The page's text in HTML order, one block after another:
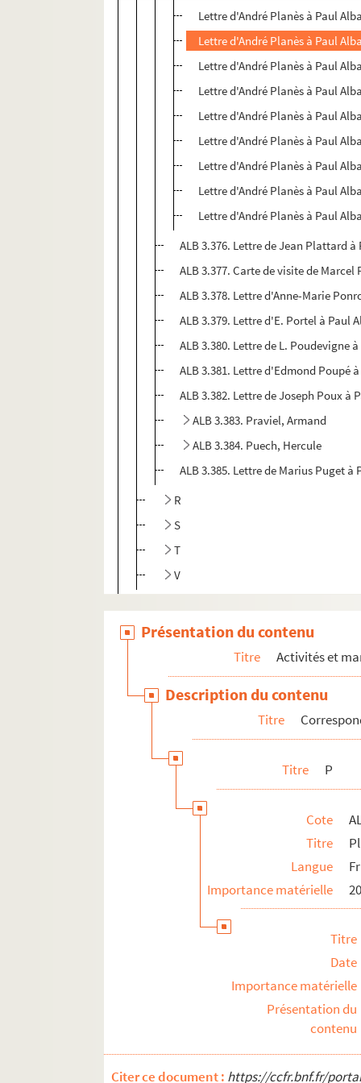
Lettre d'André Planès à Paul
Lettre d'André Planès à Paul
Lettre d'André Planès à Paul
Lettre d'André Planès à Paul
Lettre d'André Planès à Paul
Lettre d'André Planès à Paul
Lettre d'André Planès à Paul
Lettre d'André Planès à Paul
Lettre d'André Planès à Paul
ALB 3.376. Lettre de Jean Plattard
ALB 3.377. Carte de visite de Marcel
ALB 3.378. Lettre d'Anne-Marie
ALB 3.379. Lettre d'E. Portel à Paul
ALB 3.380. Lettre de L. Poudevigne
ALB 3.381. Lettre d'Edmond Poupé
ALB 3.382. Lettre de Joseph Poux à
ALB 3.383. Praviel, Armand
ALB 3.384. Puech, Hercule
ALB 3.385. Lettre de Marius Puget à
R
S
T
V
Oeuvres adressées à Paul Albarel
Fêtes félibréennes
ALB 3.488. Jeux floraux (en dehors de
Au sujet de Frédéric Mistral
L'enseignement de la langue d'oc
ALB 3.497. Articles du capoulié Marius
Documentation à propos de la langue et de
Présentation du contenu
Titre Activités et
Description du contenu
Titre
Titre P
Cote
Titre
Langue
Importance matérielle
Titre
Date
Importance matérielle
Présentation du
contenu
Citer ce document : https://ccfr.bnf.fr/